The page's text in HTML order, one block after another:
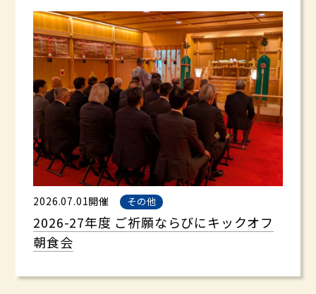
2026.07.01開催 その他
2026-27年度 ご祈願ならびにキックオフ
朝食会